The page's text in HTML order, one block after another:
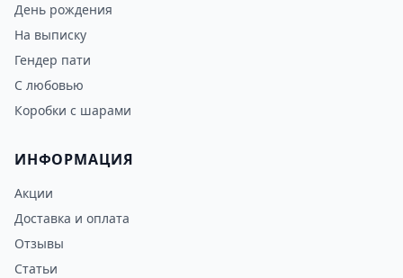
День рождения
На выписку
Гендер пати
С любовью
Коробки с шарами
ИНФОРМАЦИЯ
Акции
Доставка и оплата
Отзывы
Статьи